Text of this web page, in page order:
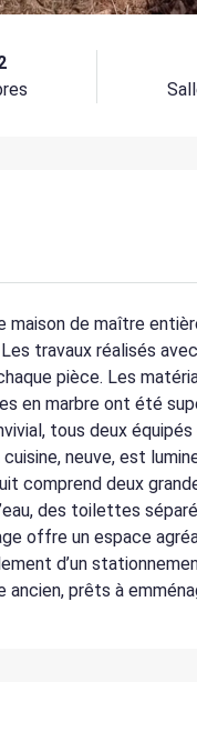
maison de maître
travaux réalisés
pièce. Les
en marbre ont été
tous deux
neuve, est
comprend deux
des toilettes
offre un espace
d’un
prêts à